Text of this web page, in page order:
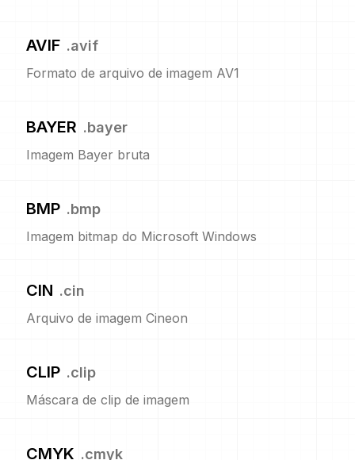
AVIF .avif
Formato de arquivo de imagem AV1
BAYER .bayer
Imagem Bayer bruta
BMP .bmp
Imagem bitmap do Microsoft Windows
CIN .cin
Arquivo de imagem Cineon
CLIP .clip
Máscara de clip de imagem
CMYK .cmyk